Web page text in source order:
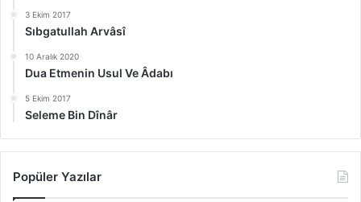
3 Ekim 2017
Sıbgatullah Arvâsî
10 Aralık 2020
Dua Etmenin Usul Ve Âdabı
5 Ekim 2017
Seleme Bin Dînâr
Popüler Yazılar